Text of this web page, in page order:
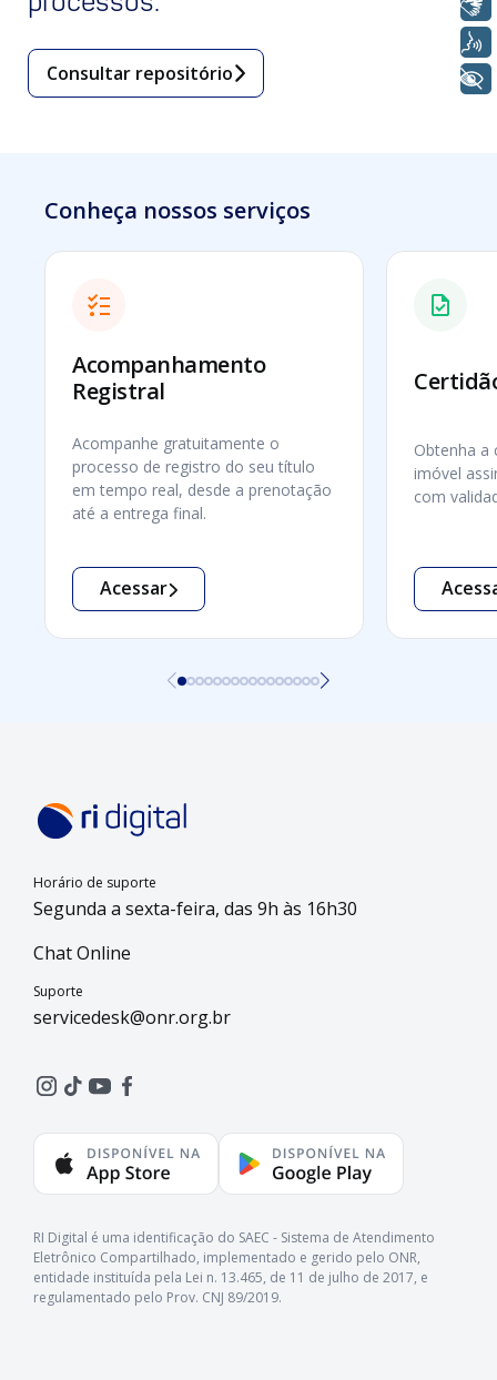
Consultar repositório
Conheça nossos serviços
Acompanhamento
Registral
Acompanhe gratuitamente o
processo de registro do seu título
em tempo real, desde a prenotação
até a entrega final.
Acessar
Obtenha a
imóvel
com
Horário de suporte
Segunda a sexta-feira, das 9h às 16h30
Chat Online
Suporte
servicedesk@onr.org.br
RI Digital é uma identificação do SAEC - Sistema de Atendimento
Eletrônico Compartilhado, implementado e gerido pelo ONR,
entidade instituída pela Lei n. 13.465, de 11 de julho de 2017, e
regulamentado pelo Prov. CNJ 89/2019.